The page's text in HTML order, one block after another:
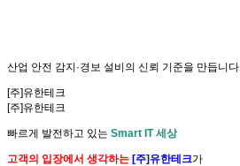
산업 안전 감지·경보 설비의 신뢰 기준을 만듭니다.
[주]유한테크
[주]유한테크
빠르게 발전하고 있는 Smart IT 세상
고객의 입장에서 생각하는 [주]유한테크가